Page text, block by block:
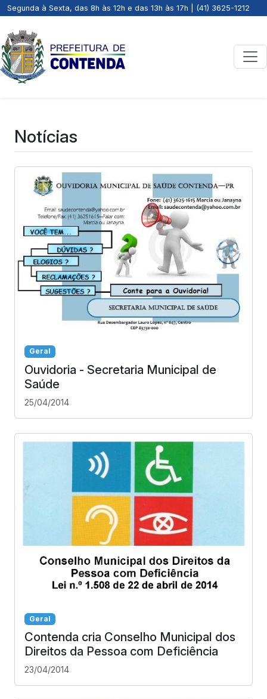
Segunda à Sexta, das 8h às 12h e das 13h às 17h | (41) 3625-1212
Notícias
Geral
Ouvidoria - Secretaria Municipal de
Saúde
25/04/2014
Geral
Contenda cria Conselho Municipal dos
Direitos da Pessoa com Deficiência
23/04/2014